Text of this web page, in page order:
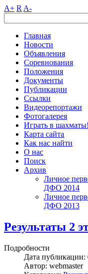
A+ R A-
Главная
Новости
Объявления
Соревнования
Положения
Документы
Публикации
Ссылки
Видеорепортажи
Фотогалерея
Играть в шахматы!
Карта сайта
Как нас найти
О нас
Поиск
Архив
Личное
ДФО 2014
Личное
ДФО 2013
Результаты 2
Подробности
Дата публикации:
Автор: webmaster